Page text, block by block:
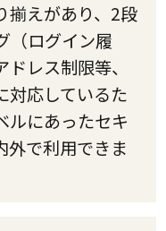
揃えがあり、2段
（ログイン履
レス制限等、
対応しているた
ルにあったセキ
外で利用できま